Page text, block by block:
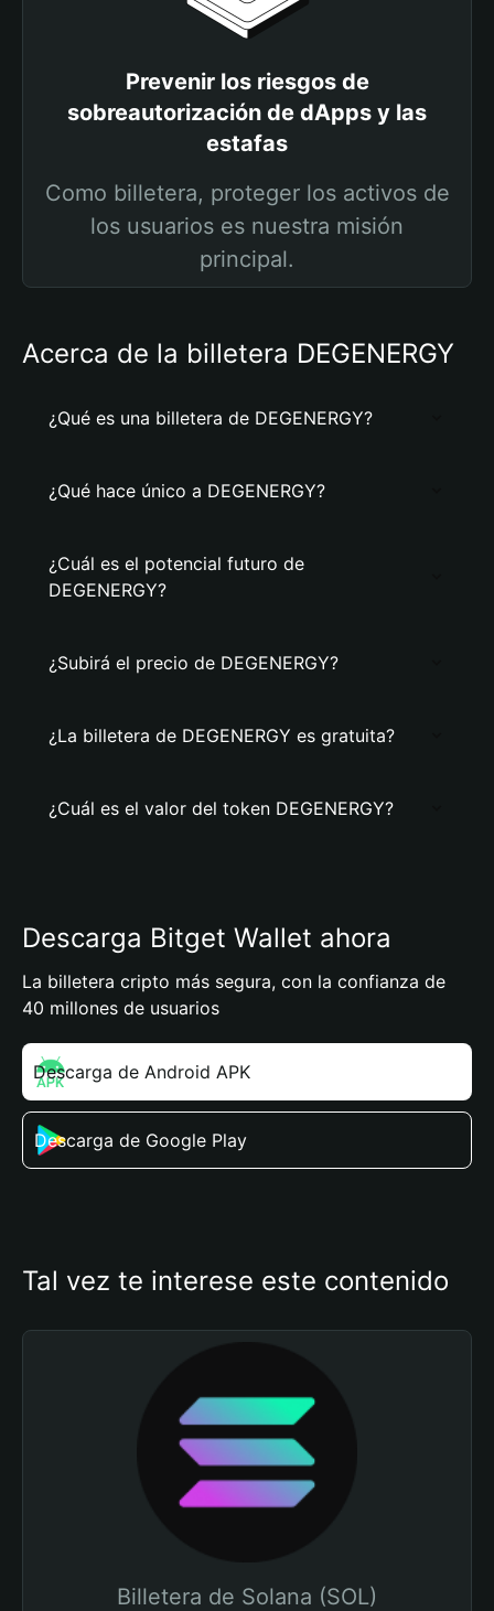
Prevenir los riesgos de
sobreautorización de dApps y las
estafas
Como billetera, proteger los activos de
los usuarios es nuestra misión
principal.
Acerca de la billetera DEGENERGY
¿Qué es una billetera de DEGENERGY?
¿Qué hace único a DEGENERGY?
¿Cuál es el potencial futuro de
DEGENERGY?
¿Subirá el precio de DEGENERGY?
¿La billetera de DEGENERGY es gratuita?
¿Cuál es el valor del token DEGENERGY?
Descarga Bitget Wallet ahora
La billetera cripto más segura, con la confianza de
40 millones de usuarios
Descarga de Android APK
Descarga de Google Play
Tal vez te interese este contenido
Billetera de Solana (SOL)